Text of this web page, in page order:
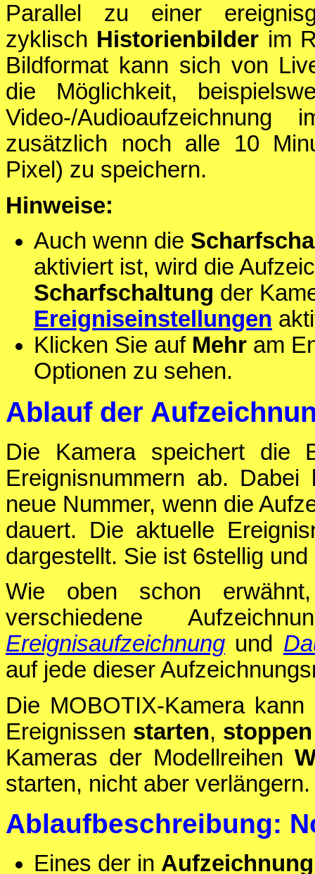
Parallel zu einer
zyklisch Historienbilder im
Bildformat kann sich von
die Möglichkeit,
Video-/
zusätzlich noch alle 10
Pixel) zu speichern.
Hinweise:
Auch wenn die
aktiviert ist, wird die
Scharfschaltung der
Ereigniseinstellungen
Klicken Sie auf Mehr am
Optionen zu sehen.
Ablauf der
Die Kamera speichert die
Ereignisnummern ab.
neue Nummer, wenn die
dauert. Die aktuelle
dargestellt. Sie ist 6stellig
Wie oben schon
verschiedene
Ereignisaufzeichnung und
auf jede dieser
Die MOBOTIX-Kamera
Ereignissen starten, stoppen
Kameras der Modellreihen
starten, nicht aber verlängern.
Ablaufbeschreibung:
Eines der in